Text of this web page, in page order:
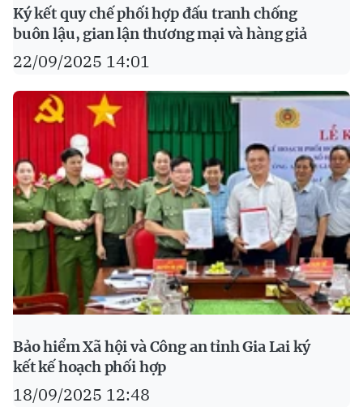
Ký kết quy chế phối hợp đấu tranh chống
buôn lậu, gian lận thương mại và hàng giả
22/09/2025 14:01
Bảo hiểm Xã hội và Công an tỉnh Gia Lai ký
kết kế hoạch phối hợp
18/09/2025 12:48